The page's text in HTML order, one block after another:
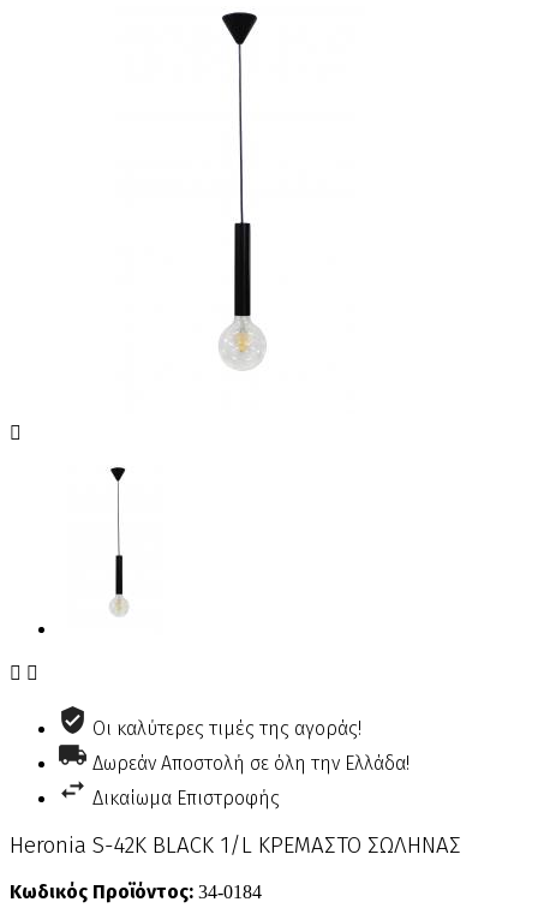

 
Οι καλύτερες τιμές της αγοράς!
Δωρεάν Αποστολή σε όλη την Ελλάδα!
Δικαίωμα Επιστροφής
Heronia S-42Κ BLACK 1/L ΚΡΕΜΑΣΤΟ ΣΩΛΗΝΑΣ
Κωδικός Προϊόντος: 34-0184